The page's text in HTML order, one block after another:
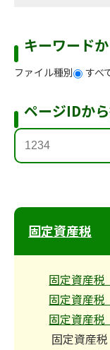
キーワード
ファイル種別 すべ
ページIDか
固定資産税
固定資産税
固定資産税
固定資産税
固定資産税